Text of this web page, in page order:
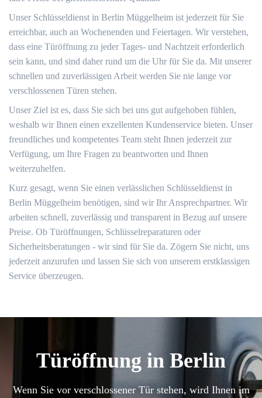
Unser Schlüsseldienst in Berlin Müggelheim ist jederzeit für Sie
erreichbar, auch an Wochenenden und Feiertagen. Wir verstehen,
dass eine Türöffnung zu jeder Tages- und Nachtzeit erforderlich
sein kann, und sind daher rund um die Uhr für Sie da. Mit unserer
schnellen und zuverlässigen Arbeit werden Sie nie lange vor
verschlossenen Türen stehen.
Unser Ziel ist es, dass Sie sich bei uns gut aufgehoben fühlen,
weshalb wir Ihnen einen exzellenten Kundenservice bieten. Unser
freundliches und kompetentes Team steht Ihnen jederzeit zur
Verfügung, um Ihre Fragen zu beantworten und Ihnen
weiterzuhelfen.
Kurz gesagt, wenn Sie einen verlässlichen Schlüsseldienst in
Berlin Müggelheim benötigen, sind wir Ihr Ansprechpartner. Wir
arbeiten schnell, zuverlässig und transparent in Bezug auf unsere
Preise. Ob Türöffnungen, Schlüsselreparaturen oder
Sicherheitsberatungen - wir sind für Sie da. Zögern Sie nicht, uns
jederzeit anzurufen und lassen Sie sich von unserem erstklassigen
Service überzeugen.
Türöffnung in Berlin
Wenn Sie vor verschlossener Tür stehen, wird Ihnen im